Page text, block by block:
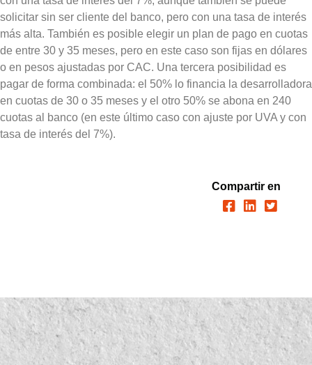
solicitar sin ser cliente del banco, pero con una tasa de interés
más alta. También es posible elegir un plan de pago en cuotas
de entre 30 y 35 meses, pero en este caso son fijas en dólares
o en pesos ajustadas por CAC. Una tercera posibilidad es
pagar de forma combinada: el 50% lo financia la desarrolladora
en cuotas de 30 o 35 meses y el otro 50% se abona en 240
cuotas al banco (en este último caso con ajuste por UVA y con
tasa de interés del 7%).
Compartir en